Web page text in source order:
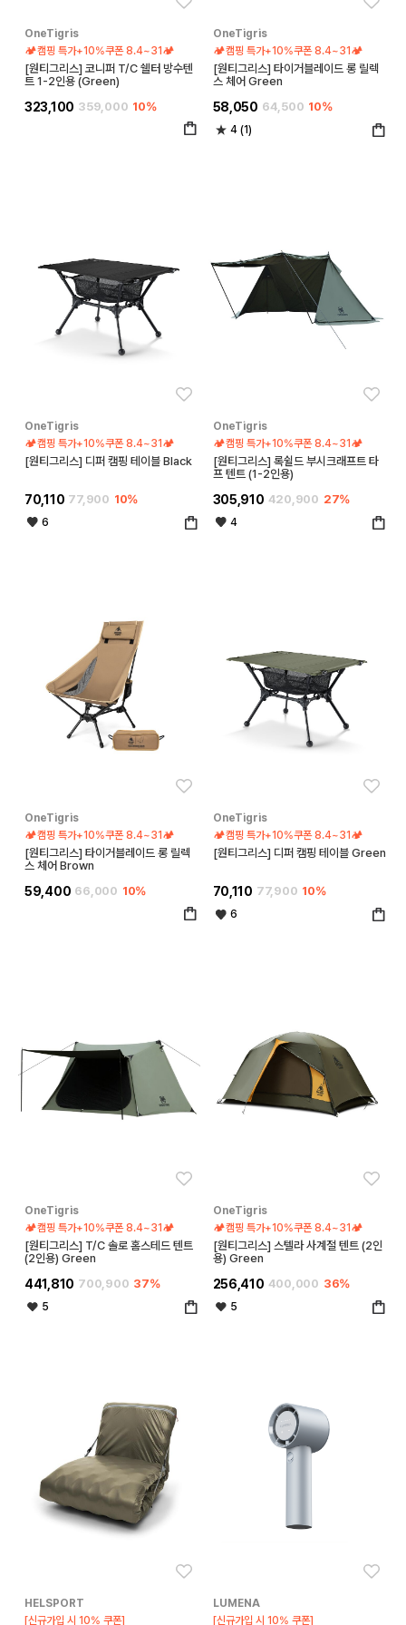
OneTigris
🏕️캠핑 특가+10%쿠폰 8.4~31🏕️
[원티그리스] 코니퍼 T/C 쉘터 방수텐
트 1-2인용 (Green)
323,100 359,000 10%
OneTigris
🏕️캠핑 특가+10%쿠폰 8.4~31🏕️
[원티그리스] 타이거블레이드 롱 릴렉
스 체어 Green
58,050 64,500 10%
4 (1)
OneTigris
🏕️캠핑 특가+10%쿠폰 8.4~31🏕️
[원티그리스] 디퍼 캠핑 테이블 Black
70,110 77,900 10%
6
OneTigris
🏕️캠핑 특가+10%쿠폰 8.4~31🏕️
[원티그리스] 록쉴드 부시크래프트 타
프 텐트 (1-2인용)
305,910 420,900 27%
4
OneTigris
🏕️캠핑 특가+10%쿠폰 8.4~31🏕️
[원티그리스] 타이거블레이드 롱 릴렉
스 체어 Brown
59,400 66,000 10%
OneTigris
🏕️캠핑 특가+10%쿠폰 8.4~31🏕️
[원티그리스] 디퍼 캠핑 테이블 Green
70,110 77,900 10%
6
OneTigris
🏕️캠핑 특가+10%쿠폰 8.4~31🏕️
[원티그리스] T/C 솔로 홈스테드 텐트
(2인용) Green
441,810 700,900 37%
5
OneTigris
🏕️캠핑 특가+10%쿠폰 8.4~31🏕️
[원티그리스] 스텔라 사계절 텐트 (2인
용) Green
256,410 400,000 36%
5
HELSPORT
[신규가입 시 10% 쿠폰]
LUMENA
[신규가입 시 10% 쿠폰]